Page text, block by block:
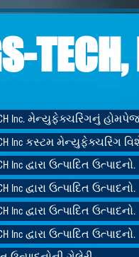
Inc. મેન્યુફેક્ચરિંગનું હોમપેજ
Inc કસ્ટમ મેન્યુફેક્ચરિંગ
Inc દ્વારા ઉત્પાદિત ઉત્પાદનો.
Inc દ્વારા ઉત્પાદિત ઉત્પાદનો.
Inc દ્વારા ઉત્પાદિત ઉત્પાદનો.
Inc દ્વારા ઉત્પાદિત ઉત્પાદનો.